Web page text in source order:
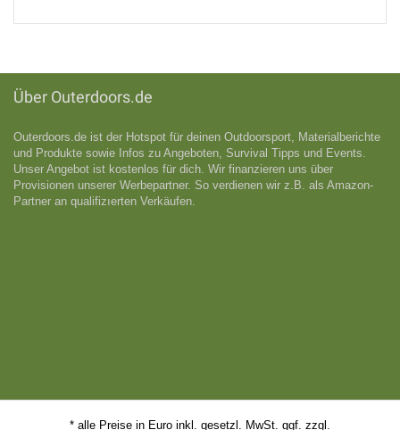
Über Outerdoors.de
Outerdoors.de ist der Hotspot für deinen Outdoorsport, Materialberichte
und Produkte sowie Infos zu Angeboten, Survival Tipps und Events.
Unser Angebot ist kostenlos für dich. Wir finanzieren uns über
Provisionen unserer Werbepartner. So verdienen wir z.B. als Amazon-
Partner an qualifizıerten Verkäufen.
* alle Preise in Euro inkl. gesetzl. MwSt. ggf. zzgl.